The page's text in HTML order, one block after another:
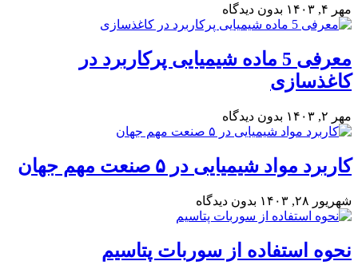
مهر ۴, ۱۴۰۳ بدون دیدگاه
معرفی 5 ماده شیمیایی پرکاربرد در
کاغذسازی
مهر ۲, ۱۴۰۳ بدون دیدگاه
کاربرد مواد شیمیایی در ۵ صنعت مهم جهان
شهریور ۲۸, ۱۴۰۳ بدون دیدگاه
نحوه استفاده از سوربات پتاسیم